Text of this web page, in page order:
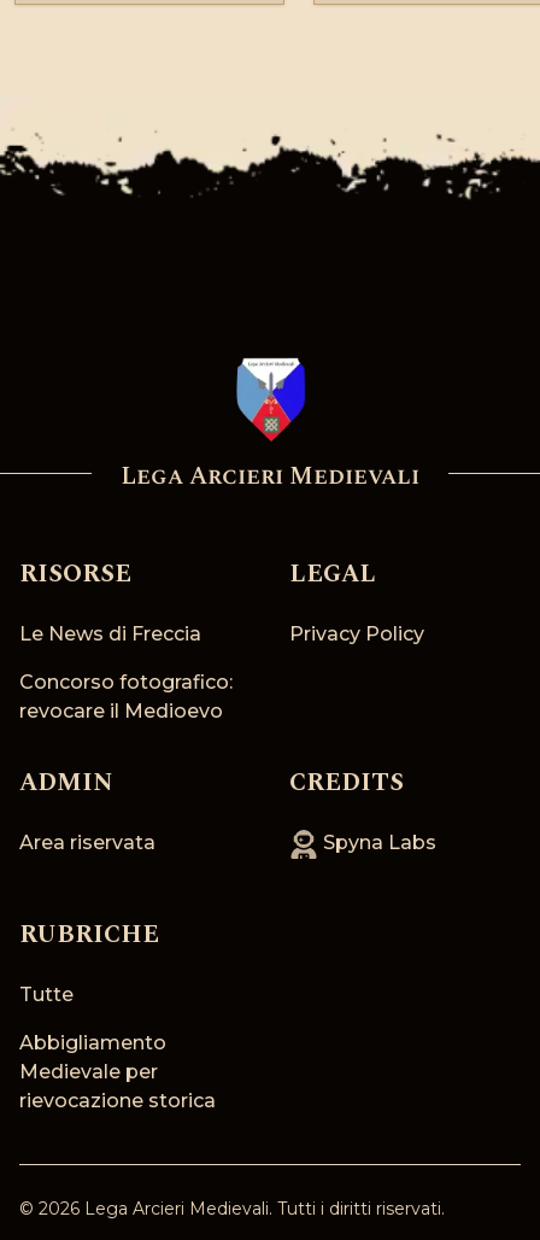
Lega Arcieri Medievali
RISORSE
Le News di Freccia
Concorso fotografico:
revocare il Medioevo
LEGAL
Privacy Policy
ADMIN
Area riservata
CREDITS
Spyna Labs
RUBRICHE
Tutte
Abbigliamento
Medievale per
rievocazione storica
© 2026 Lega Arcieri Medievali. Tutti i diritti riservati.